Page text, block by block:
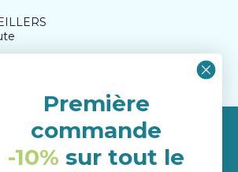
Première
commande
-10% sur tout le